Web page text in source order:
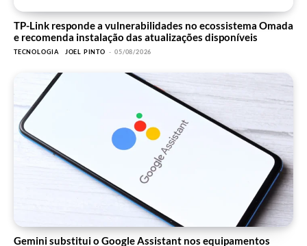
TP-Link responde a vulnerabilidades no ecossistema Omada
e recomenda instalação das atualizações disponíveis
TECNOLOGIA JOEL PINTO - 05/08/2026
Gemini substitui o Google Assistant nos equipamentos